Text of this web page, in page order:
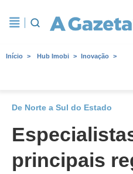
Início Hub Imobi Inovação
De Norte a Sul do Estado
principais